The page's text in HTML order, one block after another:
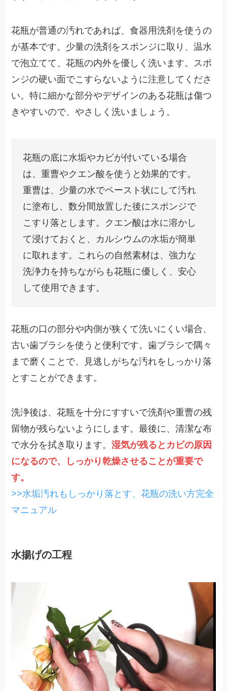
花瓶が普通の汚れであれば、食器用洗剤を使うの
が基本です。少量の洗剤をスポンジに取り、温水
で泡立てて、花瓶の内外を優しく洗います。スポ
ンジの硬い面でこすらないように注意してくださ
い。特に細かな部分やデザインのある花瓶は傷つ
きやすいので、やさしく洗いましょう。
花瓶の底に水垢やカビが付いている場合
は、重曹やクエン酸を使うと効果的です。
重曹は、少量の水でペースト状にして汚れ
に塗布し、数分間放置した後にスポンジで
こすり落とします。クエン酸は水に溶かし
て浸けておくと、カルシウムの水垢が簡単
に取れます。これらの自然素材は、強力な
洗浄力を持ちながらも花瓶に優しく、安心
して使用できます。
花瓶の口の部分や内側が狭くて洗いにくい場合、
古い歯ブラシを使うと便利です。歯ブラシで隅々
まで磨くことで、見逃しがちな汚れをしっかり落
とすことができます。
洗浄後は、花瓶を十分にすすいで洗剤や重曹の残
留物が残らないようにします。最後に、清潔な布
で水分を拭き取ります。湿気が残るとカビの原因
になるので、しっかり乾燥させることが重要で
す。
>>水垢汚れもしっかり落とす、花瓶の洗い方完全
マニュアル
水揚げの工程